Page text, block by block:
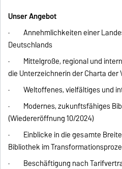
Unser Angebot
· Annehmlichkeiten einer
Deutschlands
· Mittelgroße, regional und
die Unterzeichnerin der Charta der
· Weltoffenes, vielfältiges und
· Modernes, zukunftsfähiges
(Wiedereröffnung 10/2024)
· Einblicke in die gesamte
Bibliothek im
· Beschäftigung nach